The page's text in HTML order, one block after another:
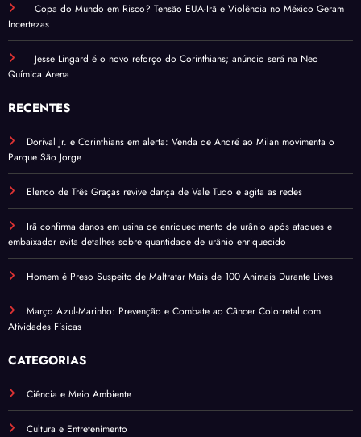
Copa do Mundo em Risco? Tensão EUA-Irã e Violência no México Geram
Incertezas
Jesse Lingard é o novo reforço do Corinthians; anúncio será na Neo
Química Arena
RECENTES
Dorival Jr. e Corinthians em alerta: Venda de André ao Milan movimenta o
Parque São Jorge
Elenco de Três Graças revive dança de Vale Tudo e agita as redes
Irã confirma danos em usina de enriquecimento de urânio após ataques e
embaixador evita detalhes sobre quantidade de urânio enriquecido
Homem é Preso Suspeito de Maltratar Mais de 100 Animais Durante Lives
Março Azul-Marinho: Prevenção e Combate ao Câncer Colorretal com
Atividades Físicas
CATEGORIAS
Ciência e Meio Ambiente
Cultura e Entretenimento